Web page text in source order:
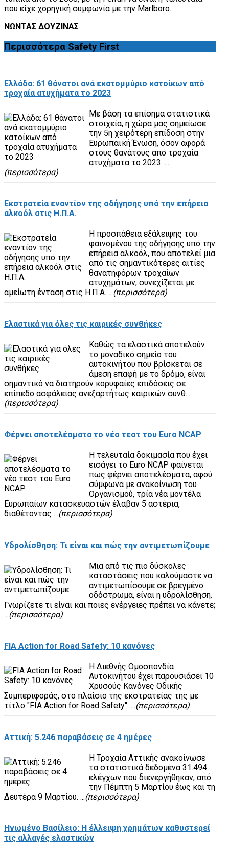
που είχε χορηγική συμφωνία με την Marlboro.
ΝΩΝΤΑΣ ΔΟΥΖΙΝΑΣ
Περισσότερα Safety First
Ελλάδα: 61 θάνατοι ανά εκατομμύριο κατοίκων από
τροχαία ατυχήματα το 2023
Με βάση τα επίσημα στατιστικά
στοιχεία, η χώρα μας σημείωσε
την 5η χειρότερη επίδοση στην
Ευρωπαϊκή Ένωση, όσον αφορά
στους θανάτους από τροχαία
ατυχήματα το 2023. ...
(περισσότερα)
Εκστρατεία εναντίον της οδήγησης υπό την επήρεια
αλκοόλ στις Η.Π.Α.
Η προσπάθεια εξάλειψης του
φαινομένου της οδήγησης υπό την
επήρεια αλκοόλ, που αποτελεί μια
από τις σημαντικότερες αιτίες
θανατηφόρων τροχαίων
ατυχημάτων, συνεχίζεται με
αμείωτη ένταση στις Η.Π.Α. ...(περισσότερα)
Ελαστικά για όλες τις καιρικές συνθήκες
Καθώς τα ελαστικά αποτελούν
το μοναδικό σημείο του
αυτοκινήτου που βρίσκεται σε
άμεση επαφή με το δρόμο, είναι
σημαντικό να διατηρούν κορυφαίες επιδόσεις σε
επίπεδο ασφάλειας ανεξαρτήτως καιρικών συνθ...
(περισσότερα)
Φέρνει αποτελέσματα το νέο τεστ του Euro NCAP
Η τελευταία δοκιμασία που έχει
εισάγει το Euro NCAP φαίνεται
πως φέρνει αποτελέσματα, αφού
σύμφωνα με ανακοίνωση του
Οργανισμού, τρία νέα μοντέλα
Ευρωπαίων κατασκευαστών έλαβαν 5 αστέρια,
διαθέτοντας ...(περισσότερα)
Υδρολίσθηση: Τι είναι και πώς την αντιμετωπίζουμε
Μια από τις πιο δύσκολες
καταστάσεις που καλούμαστε να
αντιμετωπίσουμε σε βρεγμένο
οδόστρωμα, είναι η υδρολίσθηση.
Γνωρίζετε τι είναι και ποιες ενέργειες πρέπει να κάνετε;
...(περισσότερα)
FIA Action for Road Safety: 10 κανόνες
Η Διεθνής Ομοσπονδία
Αυτοκινήτου έχει παρουσιάσει 10
Χρυσούς Κανόνες Οδικής
Συμπεριφοράς, στο πλαίσιο της εκστρατείας της με
τίτλο "FIA Action for Road Safety". ...(περισσότερα)
Αττική: 5.246 παραβάσεις σε 4 ημέρες
Η Τροχαία Αττικής ανακοίνωσε
τα στατιστικά δεδομένα 31.494
ελέγχων που διενεργήθηκαν, από
την Πέμπτη 5 Μαρτίου έως και τη
Δευτέρα 9 Μαρτίου. ...(περισσότερα)
Ηνωμένο Βασίλειο: Η έλλειψη χρημάτων καθυστερεί
τις αλλαγές ελαστικών